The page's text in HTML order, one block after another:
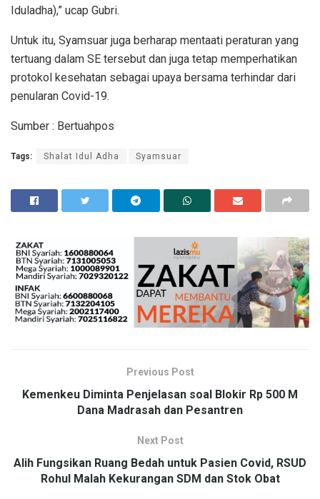
Iduladha),” ucap Gubri.
Untuk itu, Syamsuar juga berharap mentaati peraturan yang
tertuang dalam SE tersebut dan juga tetap memperhatikan
protokol kesehatan sebagai upaya bersama terhindar dari
penularan Covid-19.
Sumber : Bertuahpos
Tags: Shalat Idul Adha Syamsuar
Previous Post
Kemenkeu Diminta Penjelasan soal Blokir Rp 500 M
Dana Madrasah dan Pesantren
Next Post
Alih Fungsikan Ruang Bedah untuk Pasien Covid, RSUD
Rohul Malah Kekurangan SDM dan Stok Obat